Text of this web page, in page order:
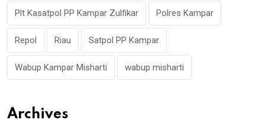
Plt Kasatpol PP Kampar Zulfikar Polres Kampar
Repol Riau Satpol PP Kampar
Wabup Kampar Misharti wabup misharti
Archives